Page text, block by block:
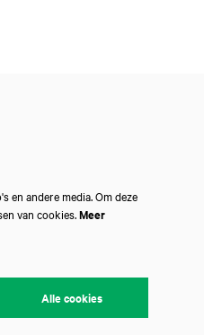
en andere media. Om deze
van cookies.Meer
Alle cookies